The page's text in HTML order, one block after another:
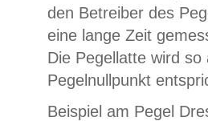
den Betreiber des
eine lange Zeit
Die Pegellatte wird
Pegelnullpunkt
Beispiel am Pegel